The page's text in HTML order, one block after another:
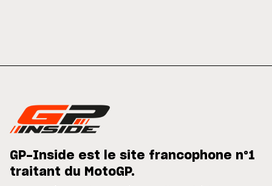
GP-Inside est le site francophone n°1
traitant du MotoGP.